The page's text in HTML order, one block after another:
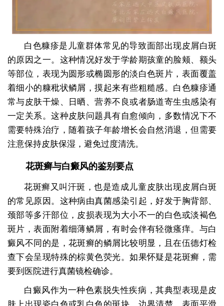
白色糠疹是儿童群体常见的导致面部出现皮屑白斑
的原因之一。这种情况好发于学龄期孩童的脸颊、额头
等部位，表现为圆形或椭圆形的淡白色斑片，表面覆盖
着细小的糠秕状鳞屑，摸起来有些粗糙感。白色糠疹通
常与皮肤干燥、日晒、营养不良或者肠道寄生虫感染有
一定关系。这种皮肤问题具有自愈倾向，多数情况下不
需要特殊治疗，随着孩子年龄增长会自然消退，但需要
注意保持皮肤保湿，避免过度清洗。
花斑癣与白癜风的鉴别要点
花斑癣又叫汗斑，也是造成儿童皮肤出现皮屑白斑
的常见原因。这种病由真菌感染引起，好发于胸背部、
颈部等多汗部位，皮损表现为大小不一的白色或淡褐色
斑片，表面附着细薄鳞屑，有时会伴有轻微瘙痒。与白
癜风不同的是，花斑癣的鳞屑比较明显，且在伍德灯检
查下会呈现特殊的棕黄色荧光。如果怀疑是花斑癣，需
要到医院进行真菌镜检确诊。
白癜风作为一种色素脱失性疾病，其典型表现是皮